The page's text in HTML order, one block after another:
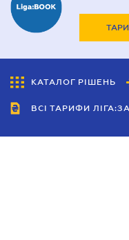
КАТАЛОГ РІШЕНЬ
ВСІ ТАРИФИ